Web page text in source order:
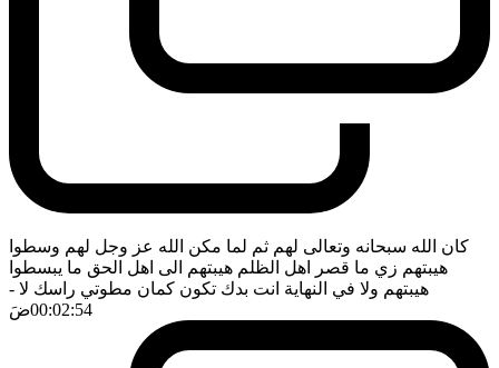
كان الله سبحانه وتعالى لهم ثم لما مكن الله عز وجل لهم وسطوا
هيبتهم زي ما قصر اهل الظلم هيبتهم الى اهل الحق ما يبسطوا
هيبتهم ولا في النهاية انت بدك تكون كمان مطوتي راسك لا -
00:02:54ضَ